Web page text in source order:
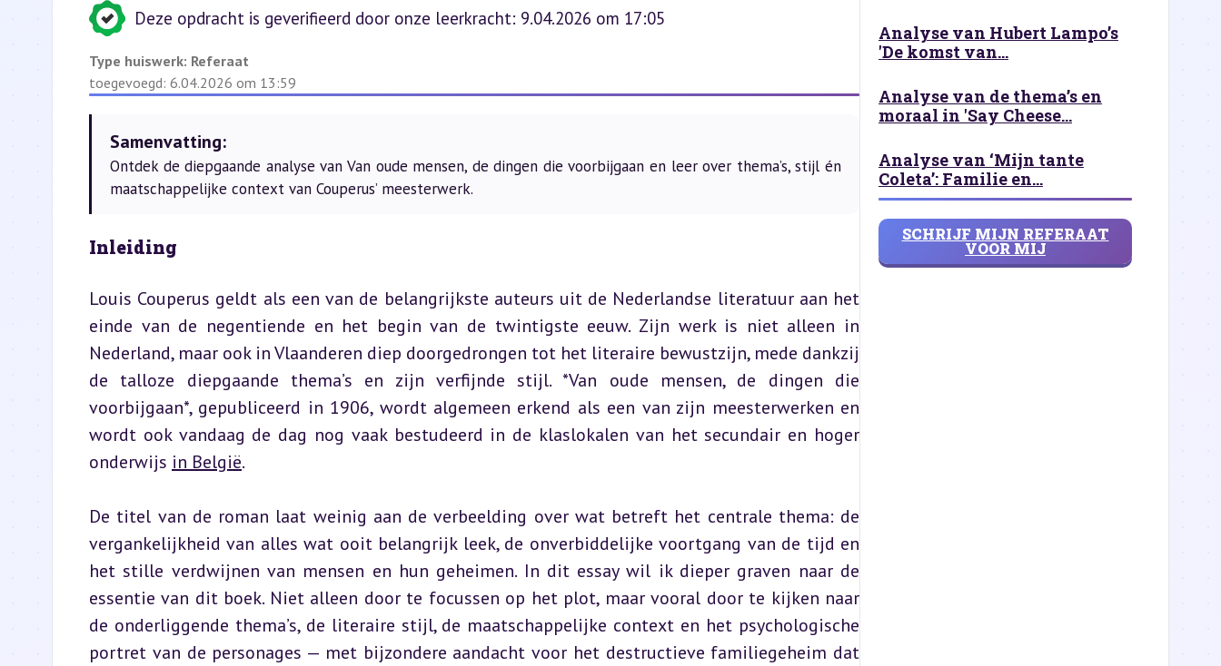
Deze opdracht is geverifieerd door onze leerkracht: 9.04.2026 om 17:05
Type huiswerk: Referaat
toegevoegd: 6.04.2026 om 13:59
Samenvatting:
Ontdek de diepgaande analyse van Van oude mensen, de dingen die voorbijgaan en leer over thema’s, stijl én
maatschappelijke context van Couperus’ meesterwerk.
Inleiding
Louis Couperus geldt als een van de belangrijkste auteurs uit de Nederlandse literatuur aan het
einde van de negentiende en het begin van de twintigste eeuw. Zijn werk is niet alleen in
Nederland, maar ook in Vlaanderen diep doorgedrongen tot het literaire bewustzijn, mede dankzij
de talloze diepgaande thema’s en zijn verfijnde stijl. *Van oude mensen, de dingen die
voorbijgaan*, gepubliceerd in 1906, wordt algemeen erkend als een van zijn meesterwerken en
wordt ook vandaag de dag nog vaak bestudeerd in de klaslokalen van het secundair en hoger
onderwijs in België.
De titel van de roman laat weinig aan de verbeelding over wat betreft het centrale thema: de
vergankelijkheid van alles wat ooit belangrijk leek, de onverbiddelijke voortgang van de tijd en
het stille verdwijnen van mensen en hun geheimen. In dit essay wil ik dieper graven naar de
essentie van dit boek. Niet alleen door te focussen op het plot, maar vooral door te kijken naar
de onderliggende thema’s, de literaire stijl, de maatschappelijke context en het psychologische
portret van de personages — met bijzondere aandacht voor het destructieve familiegeheim dat
Analyse van Hubert Lampo’s
'De komst van...
Analyse van de thema’s en
moraal in 'Say Cheese...
Analyse van ‘Mijn tante
Coleta’: Familie en...
SCHRIJF MIJN REFERAAT
VOOR MIJ